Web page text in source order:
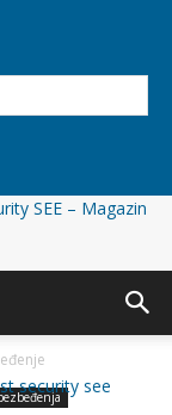
SEE – Magazin